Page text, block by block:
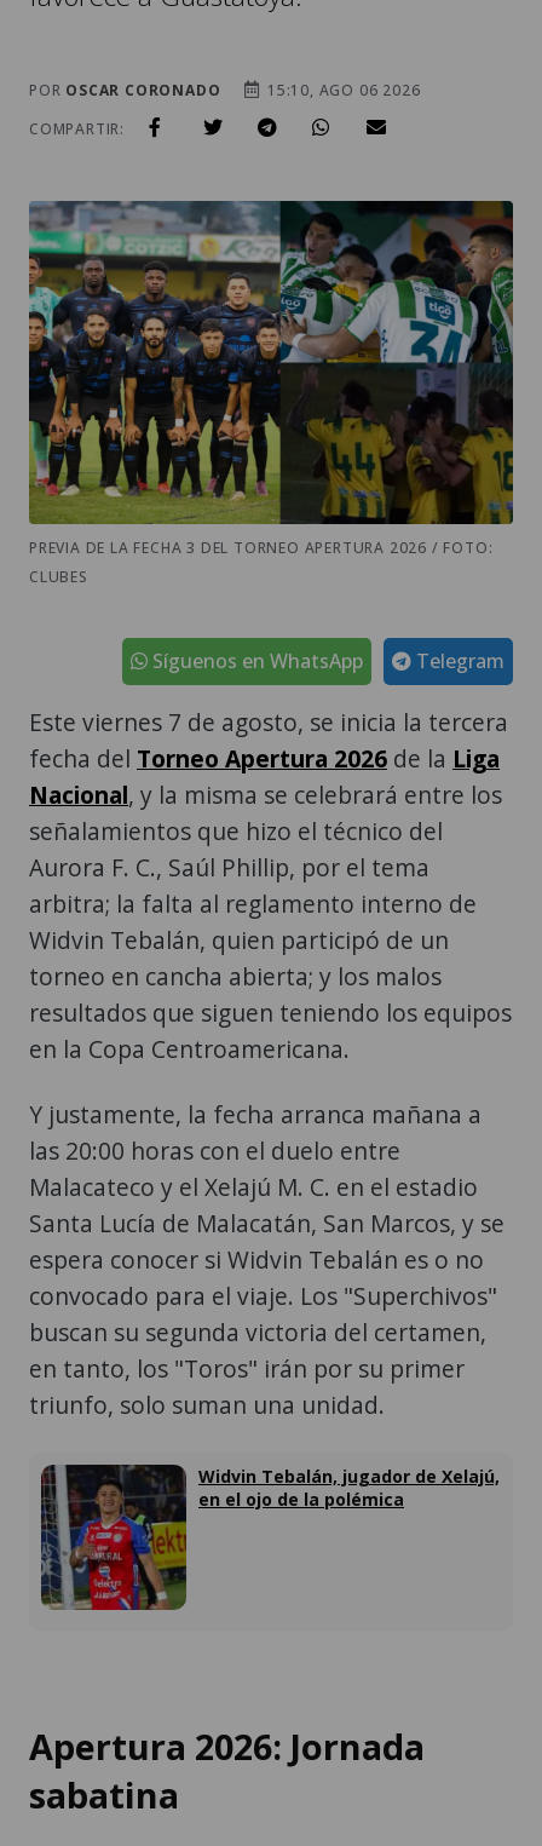
POR OSCAR CORONADO
15:10, AGO 06 2026
COMPARTIR:
PREVIA DE LA FECHA 3 DEL TORNEO APERTURA 2026 / FOTO:
CLUBES
Telegram
Síguenos en WhatsApp
Este viernes 7 de agosto, se inicia la tercera
fecha del Torneo Apertura 2026 de la Liga
Nacional, y la misma se celebrará entre los
señalamientos que hizo el técnico del
Aurora F. C., Saúl Phillip, por el tema
arbitra; la falta al reglamento interno de
Widvin Tebalán, quien participó de un
torneo en cancha abierta; y los malos
resultados que siguen teniendo los equipos
en la Copa Centroamericana.
Y justamente, la fecha arranca mañana a
las 20:00 horas con el duelo entre
Malacateco y el Xelajú M. C. en el estadio
Santa Lucía de Malacatán, San Marcos, y se
espera conocer si Widvin Tebalán es o no
convocado para el viaje. Los "Superchivos"
buscan su segunda victoria del certamen,
en tanto, los "Toros" irán por su primer
triunfo, solo suman una unidad.
Widvin Tebalán, jugador de Xelajú,
en el ojo de la polémica
Apertura 2026: Jornada
sabatina